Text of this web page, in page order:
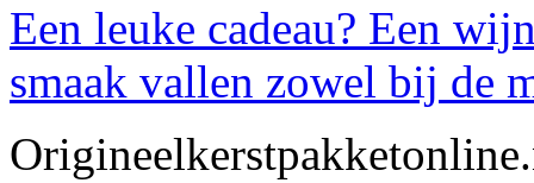
Een leuke cadeau? Een
smaak vallen zowel bij de